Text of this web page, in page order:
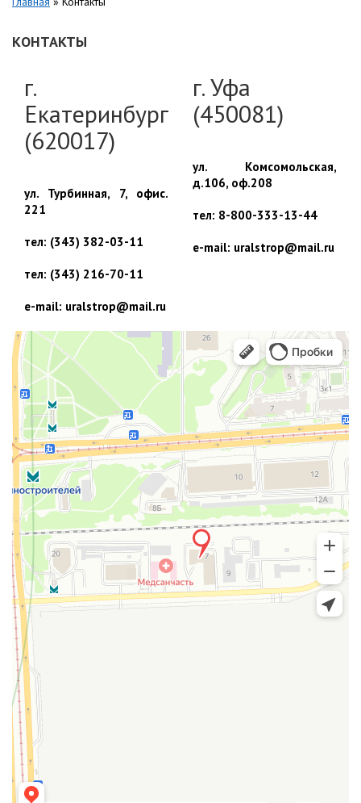
КОНТАКТЫ
г.
Екатеринбург
(620017)
ул. Турбинная, 7, офис.
221
тел: (343) 382-03-11
тел: (343) 216-70-11
e-mail: uralstrop@mail.ru
г. Уфа
(450081)
ул. Комсомольская,
д.106, оф.208
тел: 8-800-333-13-44
e-mail: uralstrop@mail.ru